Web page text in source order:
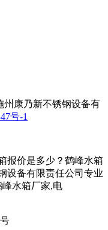
州康乃新不锈钢设备有
号-1
报价是多少？鹤峰水箱
设备有限责任公司专业
水箱厂家,电